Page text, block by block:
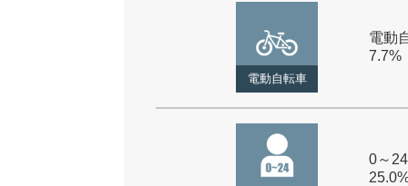
電動自転車
電動
7.7%
0～